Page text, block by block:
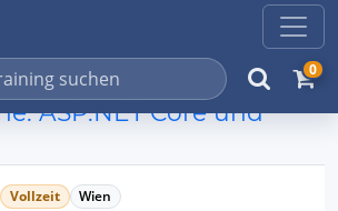
0
ASP.NET Core und
Vollzeit Wien